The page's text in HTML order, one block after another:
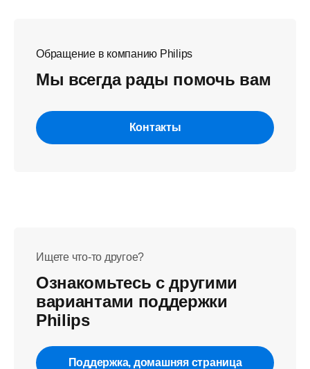
Обращение в компанию Philips
Мы всегда рады помочь вам
Контакты
Ищете что-то другое?
Ознакомьтесь с другими
вариантами поддержки
Philips
Поддержка, домашняя страница